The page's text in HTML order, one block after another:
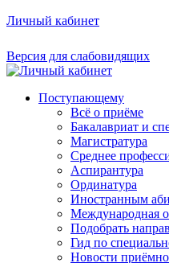
Личный кабинет
Версия для слабовидящих
Поступающему
Всё о приёме
Бакалавриат и
Магистратура
Среднее
Аспирантура
Ординатура
Иностранным
Международная
Подобрать
Гид по
Новости